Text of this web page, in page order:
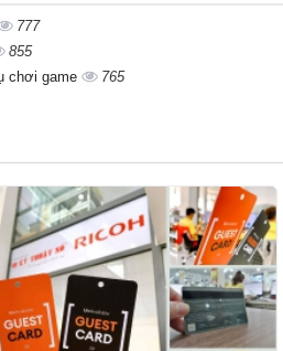
777
855
chơi game
765